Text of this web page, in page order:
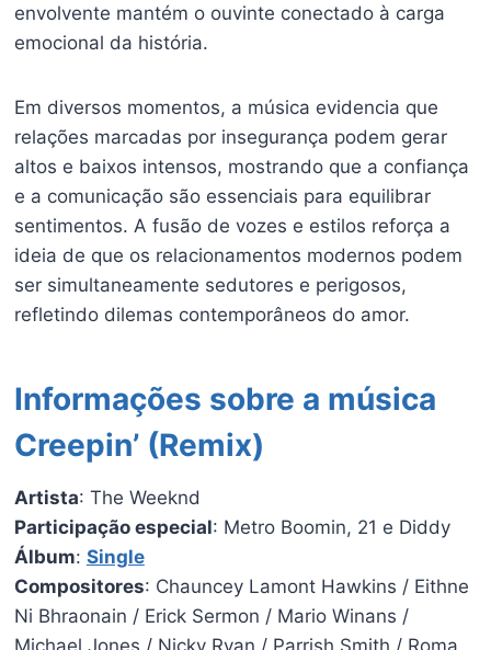
envolvente mantém o ouvinte conectado à carga
emocional da história.
Em diversos momentos, a música evidencia que
relações marcadas por insegurança podem gerar
altos e baixos intensos, mostrando que a confiança
e a comunicação são essenciais para equilibrar
sentimentos. A fusão de vozes e estilos reforça a
ideia de que os relacionamentos modernos podem
ser simultaneamente sedutores e perigosos,
refletindo dilemas contemporâneos do amor.
Informações sobre a música
Creepin’ (Remix)
Artista: The Weeknd
Participação especial: Metro Boomin, 21 e Diddy
Álbum: Single
Compositores: Chauncey Lamont Hawkins / Eithne
Ni Bhraonain / Erick Sermon / Mario Winans /
Michael Jones / Nicky Ryan / Parrish Smith / Roma